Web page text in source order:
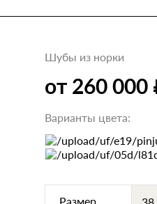
Шубы из норки
от 260 000
Варианты цвета:
Размер